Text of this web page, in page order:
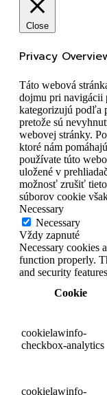
Close
Privacy
Táto webová
dojmu pri navigácii
kategorizujú podľa
pretože sú
webovej stránky.
ktoré nám
používate túto
uložené v
možnosť zrušiť
súborov cookie
Necessary
Necessary
Vždy zapnuté
Necessary cookies
function properly.
and security
Cookie
cookielawinfo-
checkbox-analytics
cookielawinfo-